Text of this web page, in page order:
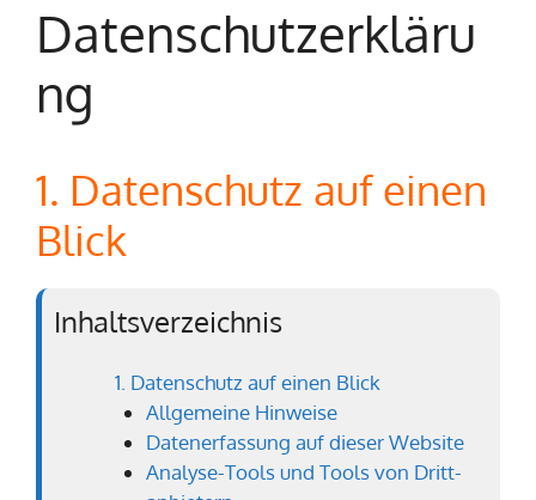
Datenschutzerkläru
ng
1. Datenschutz auf einen
Blick
Inhaltsverzeichnis
1. Datenschutz auf einen Blick
Allgemeine Hinweise
Datenerfassung auf dieser Website
Analyse-Tools und Tools von Dritt­